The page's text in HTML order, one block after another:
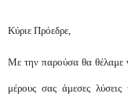
Κύριε Πρόεδρε,
Με την παρούσα θα θέλαμε
μέρους σας άμεσες λύσεις